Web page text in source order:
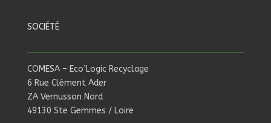
SOCIÉTÉ
COMESA – Eco’Logic Recyclage
6 Rue Clément Ader
ZA Vernusson Nord
49130 Ste Gemmes / Loire